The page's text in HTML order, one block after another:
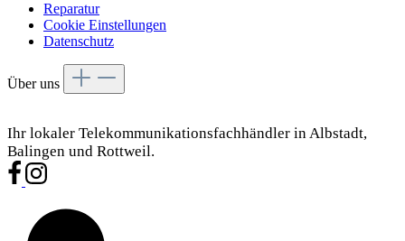
Reparatur
Cookie Einstellungen
Datenschutz
Über uns
Ihr lokaler Telekommunikationsfachhändler in Albstadt,
Balingen und Rottweil.